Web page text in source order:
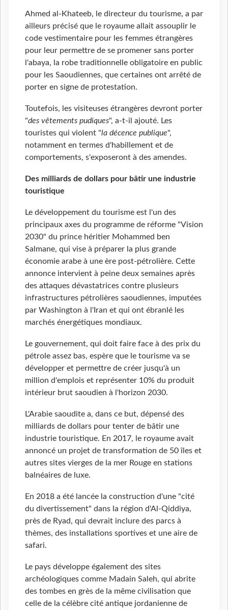
Ahmed al-Khateeb, le directeur du tourisme, a par
ailleurs précisé que le royaume allait assouplir le
code vestimentaire pour les femmes étrangères
pour leur permettre de se promener sans porter
l'abaya, la robe traditionnelle obligatoire en public
pour les Saoudiennes, que certaines ont arrêté de
porter en signe de protestation.
Toutefois, les visiteuses étrangères devront porter
"des vêtements pudiques", a-t-il ajouté. Les
touristes qui violent "la décence publique",
notamment en termes d'habillement et de
comportements, s'exposeront à des amendes.
Des milliards de dollars pour bâtir une industrie
touristique
Le développement du tourisme est l'un des
principaux axes du programme de réforme "Vision
2030" du prince héritier Mohammed ben
Salmane, qui vise à préparer la plus grande
économie arabe à une ère post-pétrolière. Cette
annonce intervient à peine deux semaines après
des attaques dévastatrices contre plusieurs
infrastructures pétrolières saoudiennes, imputées
par Washington à l'Iran et qui ont ébranlé les
marchés énergétiques mondiaux.
Le gouvernement, qui doit faire face à des prix du
pétrole assez bas, espère que le tourisme va se
développer et permettre de créer jusqu'à un
million d'emplois et représenter 10% du produit
intérieur brut saoudien à l'horizon 2030.
L'Arabie saoudite a, dans ce but, dépensé des
milliards de dollars pour tenter de bâtir une
industrie touristique. En 2017, le royaume avait
annoncé un projet de transformation de 50 îles et
autres sites vierges de la mer Rouge en stations
balnéaires de luxe.
En 2018 a été lancée la construction d'une "cité
du divertissement" dans la région d'Al-Qiddiya,
près de Ryad, qui devrait inclure des parcs à
thèmes, des installations sportives et une aire de
safari.
Le pays développe également des sites
archéologiques comme Madain Saleh, qui abrite
des tombes en grès de la même civilisation que
celle de la célèbre cité antique jordanienne de